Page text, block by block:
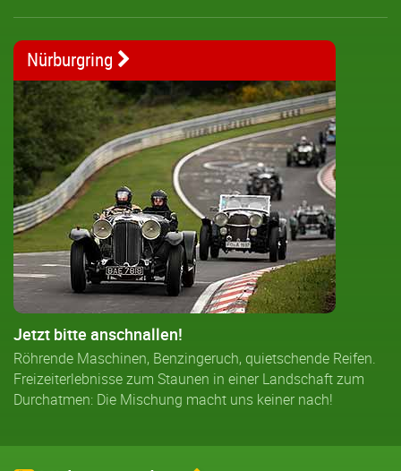
Nürburgring
Jetzt bitte anschnallen!
Röhrende Maschinen, Benzingeruch, quietschende Reifen.
Freizeiterlebnisse zum Staunen in einer Landschaft zum
Durchatmen: Die Mischung macht uns keiner nach!